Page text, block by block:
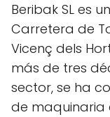
Beribak SL es
Carretera de
Vicenç dels
más de tres
sector, se ha
de maquinaria